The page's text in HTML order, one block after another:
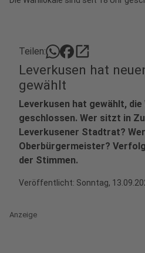
Teilen: open_in_new
Leverkusen hat
gewählt
Leverkusen hat gewählt, die
geschlossen. Wer sitzt in
Leverkusener Stadtrat?
Oberbürgermeister?
der Stimmen.
Veröffentlicht: Sonntag,
Anzeige